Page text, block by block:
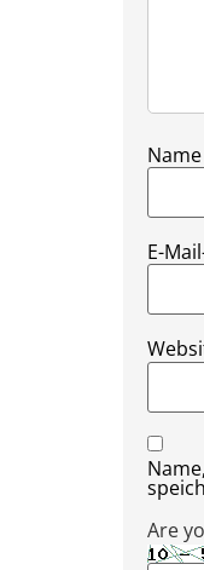
Name
E-
Are